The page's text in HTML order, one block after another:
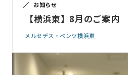
お知らせ
【横浜東】8月のご案内
メルセデス・ベンツ横浜東